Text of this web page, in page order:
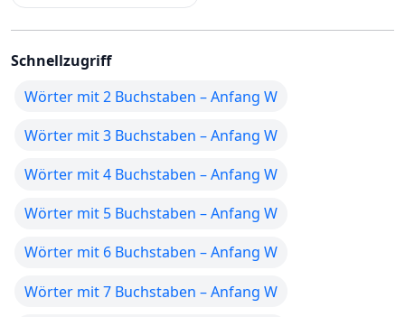
Schnellzugriff
Wörter mit 2 Buchstaben – Anfang W
Wörter mit 3 Buchstaben – Anfang W
Wörter mit 4 Buchstaben – Anfang W
Wörter mit 5 Buchstaben – Anfang W
Wörter mit 6 Buchstaben – Anfang W
Wörter mit 7 Buchstaben – Anfang W